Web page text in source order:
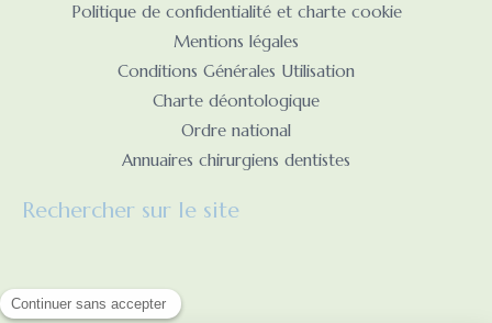
Politique de confidentialité et charte cookie
Mentions légales
Conditions Générales Utilisation
Charte déontologique
Ordre national
Annuaires chirurgiens dentistes
Rechercher sur le site